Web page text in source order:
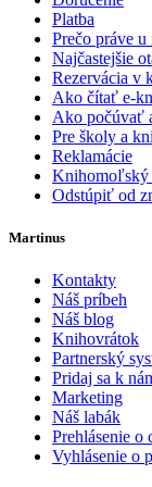
Platba
Prečo práve u
Najčastejšie
Rezervácia v
Ako čítať e-
Ako počúvať
Pre školy a
Reklamácie
Knihomoľský
Odstúpiť od
Martinus
Kontakty
Náš príbeh
Náš blog
Knihovrátok
Partnerský
Pridaj sa k
Marketing
Náš labák
Prehlásenie o
Vyhlásenie o